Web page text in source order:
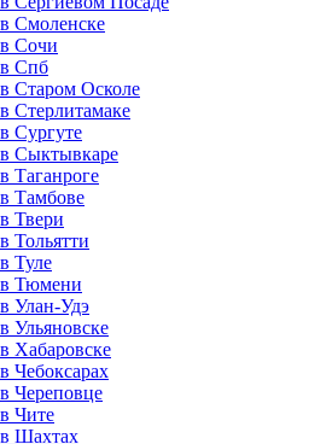
Смоленске
Сочи
Спб
Старом Осколе
Стерлитамаке
Сургуте
Сыктывкаре
Таганроге
Тамбове
Твери
Тольятти
Туле
Тюмени
Улан-Удэ
Ульяновске
Хабаровске
Чебоксарах
Череповце
Чите
Шахтах